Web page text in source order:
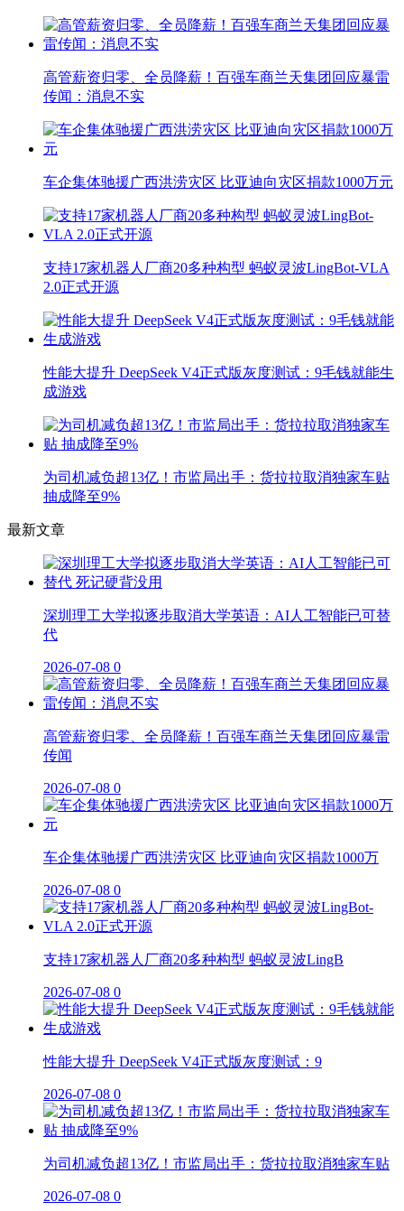
高管薪资归零、全员降薪！百强车商兰天集团回应暴雷
传闻：消息不实
车企集体驰援广西洪涝灾区 比亚迪向灾区捐款1000万元
支持17家机器人厂商20多种构型 蚂蚁灵波LingBot-VLA
2.0正式开源
性能大提升 DeepSeek V4正式版灰度测试：9毛钱就能生
成游戏
为司机减负超13亿！市监局出手：货拉拉取消独家车贴
抽成降至9%
最新文章
深圳理工大学拟逐步取消大学英语：AI人工智能已可替
代
2026-07-08 0
高管薪资归零、全员降薪！百强车商兰天集团回应暴雷
传闻
2026-07-08 0
车企集体驰援广西洪涝灾区 比亚迪向灾区捐款1000万
2026-07-08 0
支持17家机器人厂商20多种构型 蚂蚁灵波LingB
2026-07-08 0
性能大提升 DeepSeek V4正式版灰度测试：9
2026-07-08 0
为司机减负超13亿！市监局出手：货拉拉取消独家车贴
2026-07-08 0